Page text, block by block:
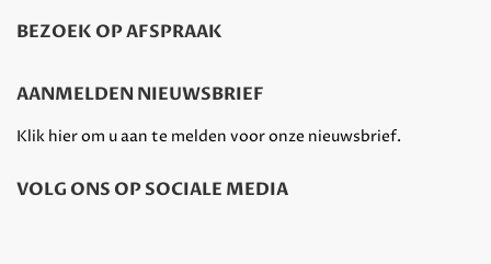
BEZOEK OP AFSPRAAK
AANMELDEN NIEUWSBRIEF
Klik hier om u aan te melden voor onze nieuwsbrief.
VOLG ONS OP SOCIALE MEDIA